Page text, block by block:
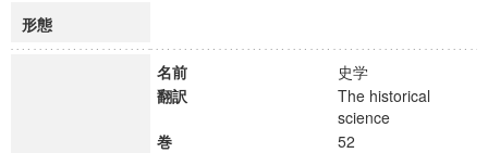
形態
名前
史学
翻訳
The historical
science
巻
52